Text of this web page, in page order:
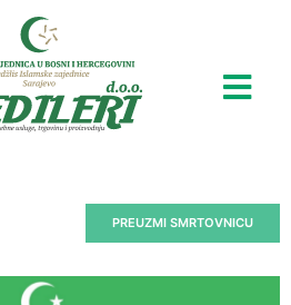
PREUZMI SMRTOVNICU